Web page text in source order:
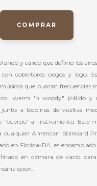
COMPRAR
y cálido que definió los
cobertores ciegos y logo.
que buscan frecuencias
"warm 'n woody" (cálido y
a bobinas de vueltas
“cuerpo” al instrumento. Este
cualquier American Standard
en Florida-BA, es
en cámara de vacío
epoxi.